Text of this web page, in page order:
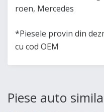
roen, Mercedes
*Piesele provin din
cu cod OEM
Piese auto